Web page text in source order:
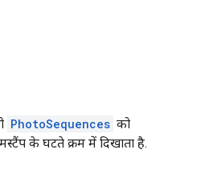
PhotoSequences को
के घटते क्रम में दिखाता है.